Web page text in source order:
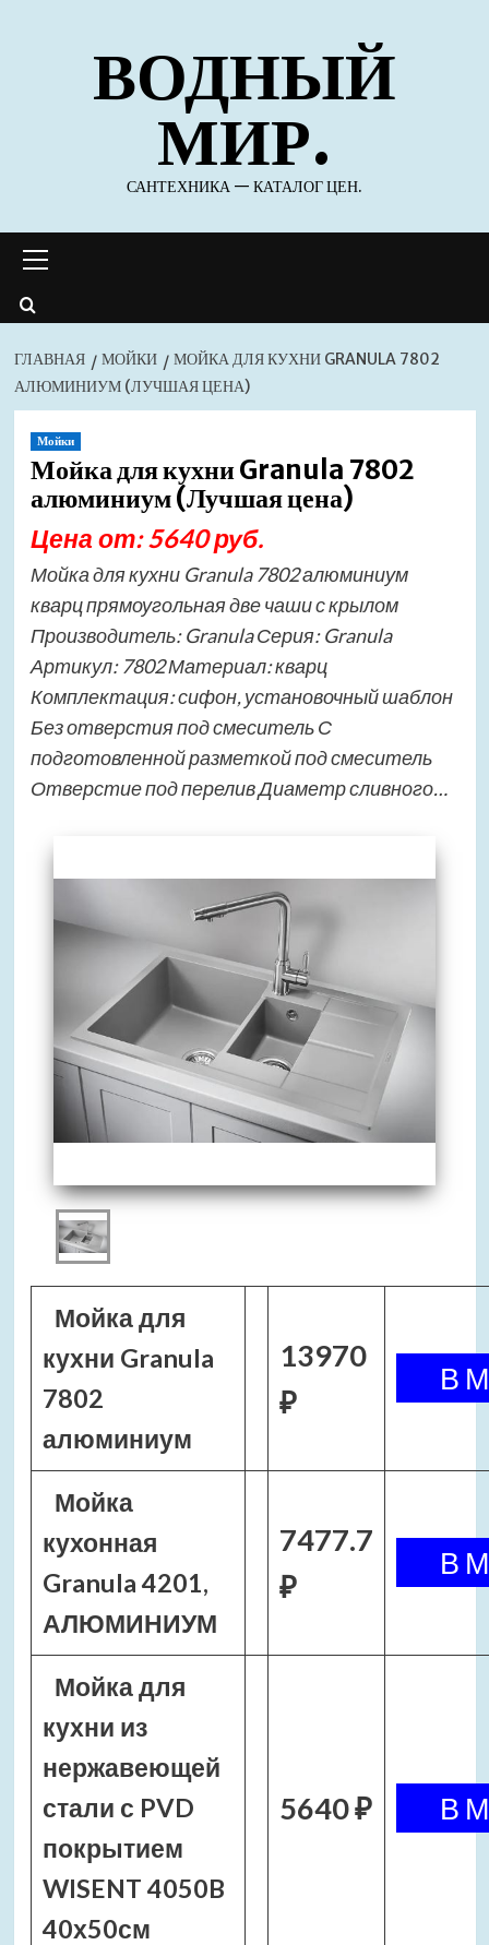
содержимомуВОДНЫЙ
МИР.
САНТЕХНИКА — КАТАЛОГ ЦЕН.
меню
ГЛАВНАЯ МОЙКИ
МОЙКА ДЛЯ КУХНИ GRANULA 7802
АЛЮМИНИУМ (ЛУЧШАЯ ЦЕНА)
Мойки
Мойка для кухни Granula 7802
алюминиум (Лучшая цена)
Цена от: 5640 руб.
Мойка для кухни Granula 7802 алюминиум
кварц прямоугольная две чаши с крылом
Производитель: Granula Серия: Granula
Артикул: 7802 Материал: кварц
Комплектация: сифон, установочный шаблон
Без отверстия под смеситель С
подготовленной разметкой под смеситель
Отверстие под перелив Диаметр сливного…
Мойка для
кухни Granula
7802
алюминиум
13970
₽
Мойка
кухонная
Granula 4201,
АЛЮМИНИУМ
7477.7
₽
Мойка для
кухни из
нержавеющей
стали с PVD
покрытием
WISENT 4050B
40х50см
5640 ₽